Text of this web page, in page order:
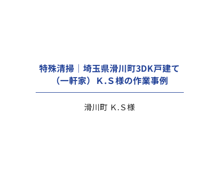
特殊清掃｜埼玉県滑川町3DK戸建て
（一軒家）Ｋ.Ｓ様の作業事例
滑川町 Ｋ.Ｓ様